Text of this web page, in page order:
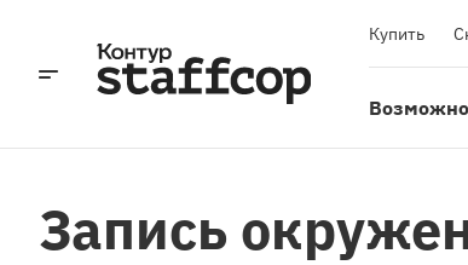
Купить
Запись